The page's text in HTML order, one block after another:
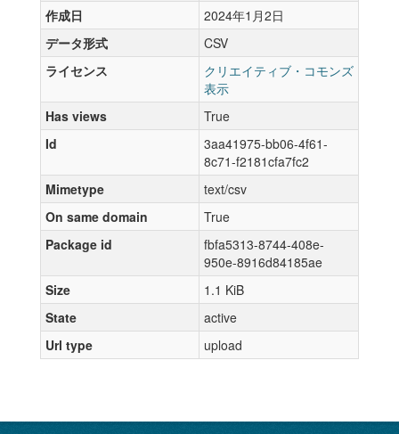
作成日
2024年1月2日
データ形式
CSV
ライセンス
クリエイティブ・コモンズ
表示
Has views
True
Id
3aa41975-bb06-4f61-
8c71-f2181cfa7fc2
Mimetype
text/csv
On same domain
True
Package id
fbfa5313-8744-408e-
950e-8916d84185ae
Size
1.1 KiB
State
active
Url type
upload